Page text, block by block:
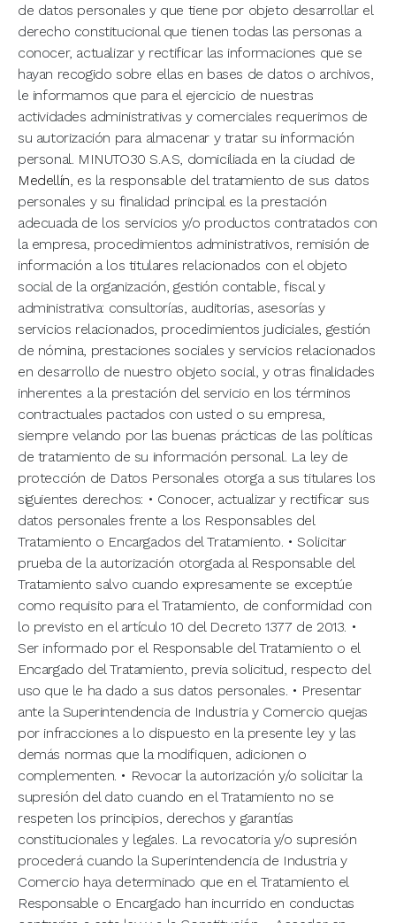
de datos personales y que tiene por objeto desarrollar el
derecho constitucional que tienen todas las personas a
conocer, actualizar y rectificar las informaciones que se
hayan recogido sobre ellas en bases de datos o archivos,
le informamos que para el ejercicio de nuestras
actividades administrativas y comerciales requerimos de
su autorización para almacenar y tratar su información
personal. MINUTO30 S.A.S, domiciliada en la ciudad de
Medellín, es la responsable del tratamiento de sus datos
personales y su finalidad principal es la prestación
adecuada de los servicios y/o productos contratados con
la empresa, procedimientos administrativos, remisión de
información a los titulares relacionados con el objeto
social de la organización, gestión contable, fiscal y
administrativa: consultorías, auditorias, asesorías y
servicios relacionados, procedimientos judiciales, gestión
de nómina, prestaciones sociales y servicios relacionados
en desarrollo de nuestro objeto social, y otras finalidades
inherentes a la prestación del servicio en los términos
contractuales pactados con usted o su empresa,
siempre velando por las buenas prácticas de las políticas
de tratamiento de su información personal. La ley de
protección de Datos Personales otorga a sus titulares los
siguientes derechos: • Conocer, actualizar y rectificar sus
datos personales frente a los Responsables del
Tratamiento o Encargados del Tratamiento. • Solicitar
prueba de la autorización otorgada al Responsable del
Tratamiento salvo cuando expresamente se exceptúe
como requisito para el Tratamiento, de conformidad con
lo previsto en el artículo 10 del Decreto 1377 de 2013. •
Ser informado por el Responsable del Tratamiento o el
Encargado del Tratamiento, previa solicitud, respecto del
uso que le ha dado a sus datos personales. • Presentar
ante la Superintendencia de Industria y Comercio quejas
por infracciones a lo dispuesto en la presente ley y las
demás normas que la modifiquen, adicionen o
complementen. • Revocar la autorización y/o solicitar la
supresión del dato cuando en el Tratamiento no se
respeten los principios, derechos y garantías
constitucionales y legales. La revocatoria y/o supresión
procederá cuando la Superintendencia de Industria y
Comercio haya determinado que en el Tratamiento el
Responsable o Encargado han incurrido en conductas